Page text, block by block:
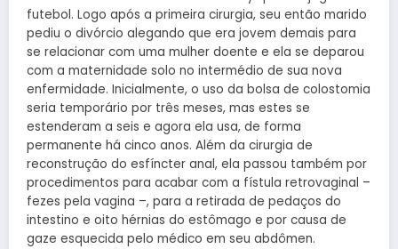
futebol. Logo após a primeira cirurgia, seu então marido
pediu o divórcio alegando que era jovem demais para
se relacionar com uma mulher doente e ela se deparou
com a maternidade solo no intermédio de sua nova
enfermidade. Inicialmente, o uso da bolsa de colostomia
seria temporário por três meses, mas estes se
estenderam a seis e agora ela usa, de forma
permanente há cinco anos. Além da cirurgia de
reconstrução do esfíncter anal, ela passou também por
procedimentos para acabar com a fístula retrovaginal –
fezes pela vagina –, para a retirada de pedaços do
intestino e oito hérnias do estômago e por causa de
gaze esquecida pelo médico em seu abdômen.